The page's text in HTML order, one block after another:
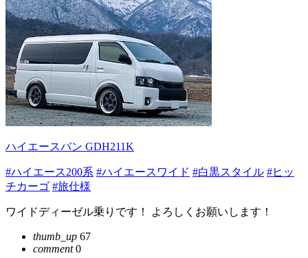
ハイエースバン GDH211K
#ハイエース200系 #ハイエースワイド #白黒スタイル #ヒッ
チカーゴ #旅仕様
ワイドディーゼル乗りです！ よろしくお願いします！
thumb_up 67
comment0